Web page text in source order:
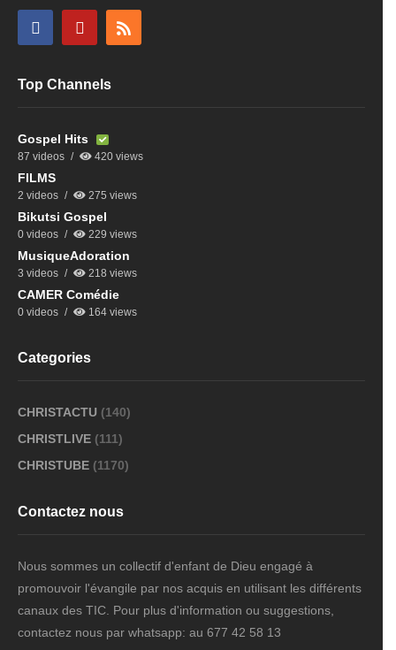
Top Channels
Gospel Hits
87 videos 420 views
FILMS
2 videos 275 views
Bikutsi Gospel
0 videos 229 views
MusiqueAdoration
3 videos 218 views
CAMER Comédie
0 videos 164 views
Categories
CHRISTACTU (140)
CHRISTLIVE (111)
CHRISTUBE (1170)
Contactez nous
Nous sommes un collectif d'enfant de Dieu engagé à
promouvoir l'évangile par nos acquis en utilisant les différents
canaux des TIC. Pour plus d'information ou suggestions,
contactez nous par whatsapp: au 677 42 58 13